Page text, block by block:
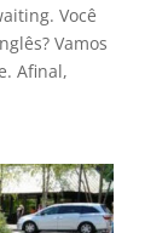
Você
Vamos
Afinal,